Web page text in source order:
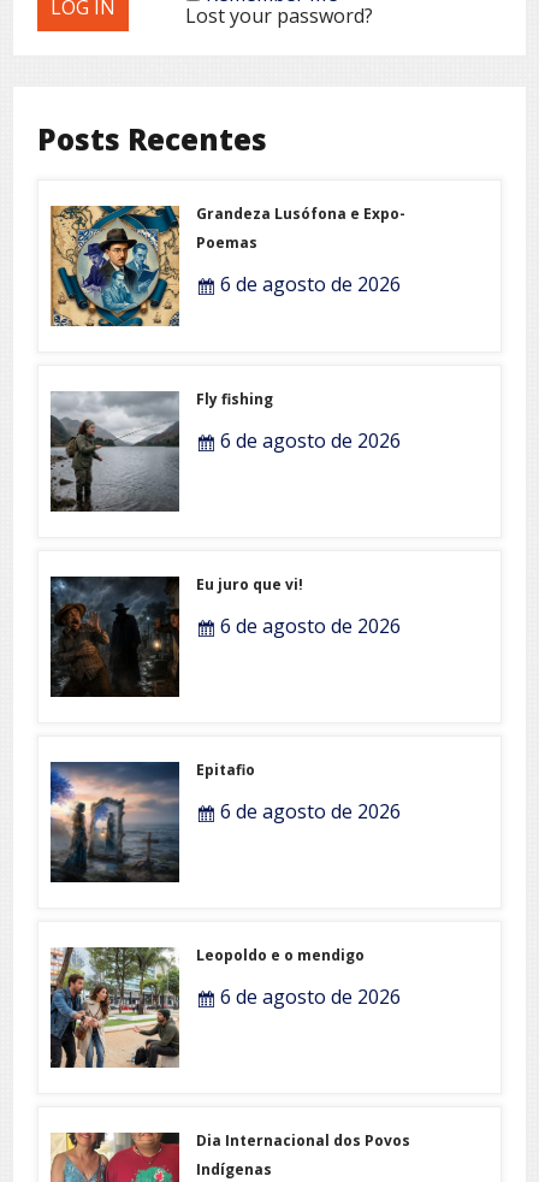
Lost your password?
Posts Recentes
Grandeza Lusófona e Expo-
Poemas
6 de agosto de 2026
Fly fishing
6 de agosto de 2026
Eu juro que vi!
6 de agosto de 2026
Epitafio
6 de agosto de 2026
Leopoldo e o mendigo
6 de agosto de 2026
Dia Internacional dos Povos
Indígenas